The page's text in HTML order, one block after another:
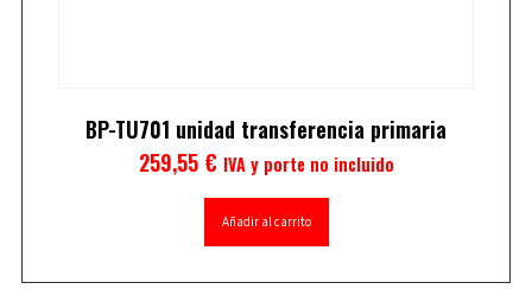
BP-TU701 unidad transferencia primaria
259,55 € IVA y porte no incluido
Añadir al carrito